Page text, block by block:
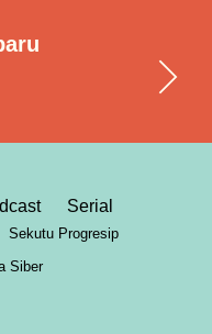
Serial
Sekutu Progresip
Siber